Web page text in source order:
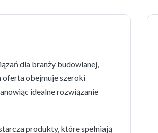
dla branży budowlanej,
oferta obejmuje szeroki
idealne rozwiązanie
produkty, które spełniają